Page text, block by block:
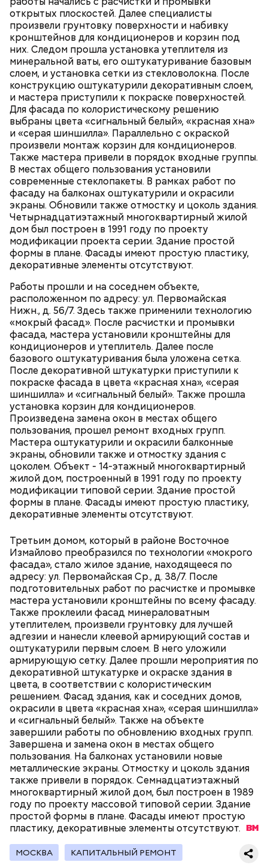
открытых плоскостей. Далее специалисты
произвели грунтовку поверхности и набивку
кронштейнов для кондиционеров и корзин под
них. Следом прошла установка утеплителя из
минеральной ваты, его оштукатуривание базовым
слоем, и установка сетки из стекловолокна. После
конструкцию оштукатурили декоративным слоем,
и мастера приступили к покраске поверхностей.
Для фасада по колористическому решению
выбраны цвета «сигнальный белый», «красная хна»
и «серая шиншилла». Параллельно с окраской
произвели монтаж корзин для кондиционеров.
Также мастера привели в порядок входные группы.
В местах общего пользования установили
современные стеклопакеты. В рамках работ по
фасаду на балконах оштукатурили и окрасили
экраны. Обновили также отмостку и цоколь здания.
Четырнадцатиэтажный многоквартирный жилой
дом был построен в 1991 году по проекту
модификации проекта серии. Здание простой
формы в плане. Фасады имеют простую пластику,
декоративные элементы отсутствуют.
Работы прошли и на соседнем объекте,
расположенном по адресу: ул. Первомайская
Нижн., д. 56/7. Здесь также применили технологию
«мокрый фасад». После расчистки и промывки
фасада, мастера установили кронштейны для
кондиционеров и утеплитель. Далее после
базового оштукатуривания была уложена сетка.
После декоративной штукатурки приступили к
покраске фасада в цвета «красная хна», «серая
шиншилла» и «сигнальный белый». Также прошла
установка корзин для кондиционеров.
Произведена замена окон в местах общего
пользования, прошел ремонт входных групп.
Мастера оштукатурили и окрасили балконные
экраны, обновили также и отмостку здания с
цоколем. Объект - 14-этажный многоквартирный
жилой дом, построенный в 1991 году по проекту
модификации типовой серии. Здание простой
формы в плане. Фасады имеют простую пластику,
декоративные элементы отсутствуют.
Третьим домом, который в районе Восточное
Измайлово преобразился по технологии «мокрого
фасада», стало жилое здание, находящееся по
адресу: ул. Первомайская Ср., д. 38/7. После
подготовительных работ по расчистке и промывке
мастера установили кронштейны по всему фасаду.
Также проклеили фасад минераловатным
утеплителем, произвели грунтовку для лучшей
адгезии и нанесли клеевой армирующий состав и
оштукатурили первым слоем. В него уложили
армирующую сетку. Далее прошли мероприятия по
декоративной штукатурке и окраске здания в
цвета, в соответствии с колористическим
решением. Фасад здания, как и соседних домов,
окрасили в цвета «красная хна», «серая шиншилла»
и «сигнальный белый». Также на объекте
завершили работы по обновлению входных групп.
Завершена и замена окон в местах общего
пользования. На балконах установили новые
металлические экраны. Отмостку и цоколь здания
также привели в порядок. Семнадцатиэтажный
многоквартирный жилой дом, был построен в 1989
году по проекту массовой типовой серии. Здание
простой формы в плане. Фасады имеют простую
пластику, декоративные элементыотсутствуют.
МОСКВА КАПИТАЛЬНЫЙ РЕМОНТ
«Аморе мио — музыка любви»
В «Музыкальной квартире на Тверской» пройдет
концерт с участием солистов Москонцерта. В
программе прозвучат романтические
произведения, в том числе неаполитанские песни,
арии из венских оперетт и номера из бродвейских
мюзиклов.
Когда: 27 декабря.
Где: 1-я Тверская-Ямская улица, дом 16/23,
строение 1.